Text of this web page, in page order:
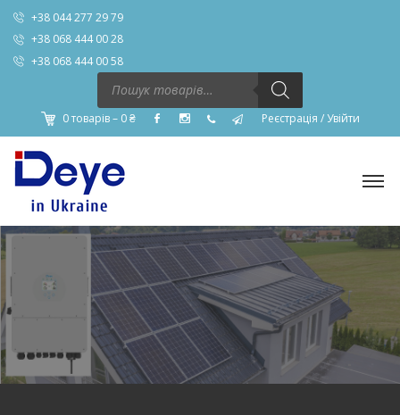
+38 044 277 29 79
+38 068 444 00 28
+38 068 444 00 58
Пошук
товарів
0 товарів – 0₴ Реєстрація /Увійти